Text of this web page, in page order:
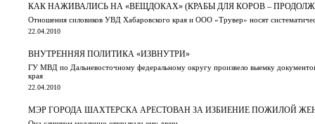
КАК НАЖИВАЛИСЬ НА «ВЕЩДОКАХ» (КРАБЫ ДЛЯ КОРОВ –
Отношения силовиков УВД Хабаровского края и ООО «Трувер» носят
22.04.2010
ВНУТРЕННЯЯ ПОЛИТИКА «ИЗВНУТРИ»
ГУ МВД по Дальневосточному федеральному округу произвело выемку
края
22.04.2010
МЭР ГОРОДА ШАХТЕРСКА АРЕСТОВАН ЗА ИЗБИЕНИЕ ПОЖИЛОЙ